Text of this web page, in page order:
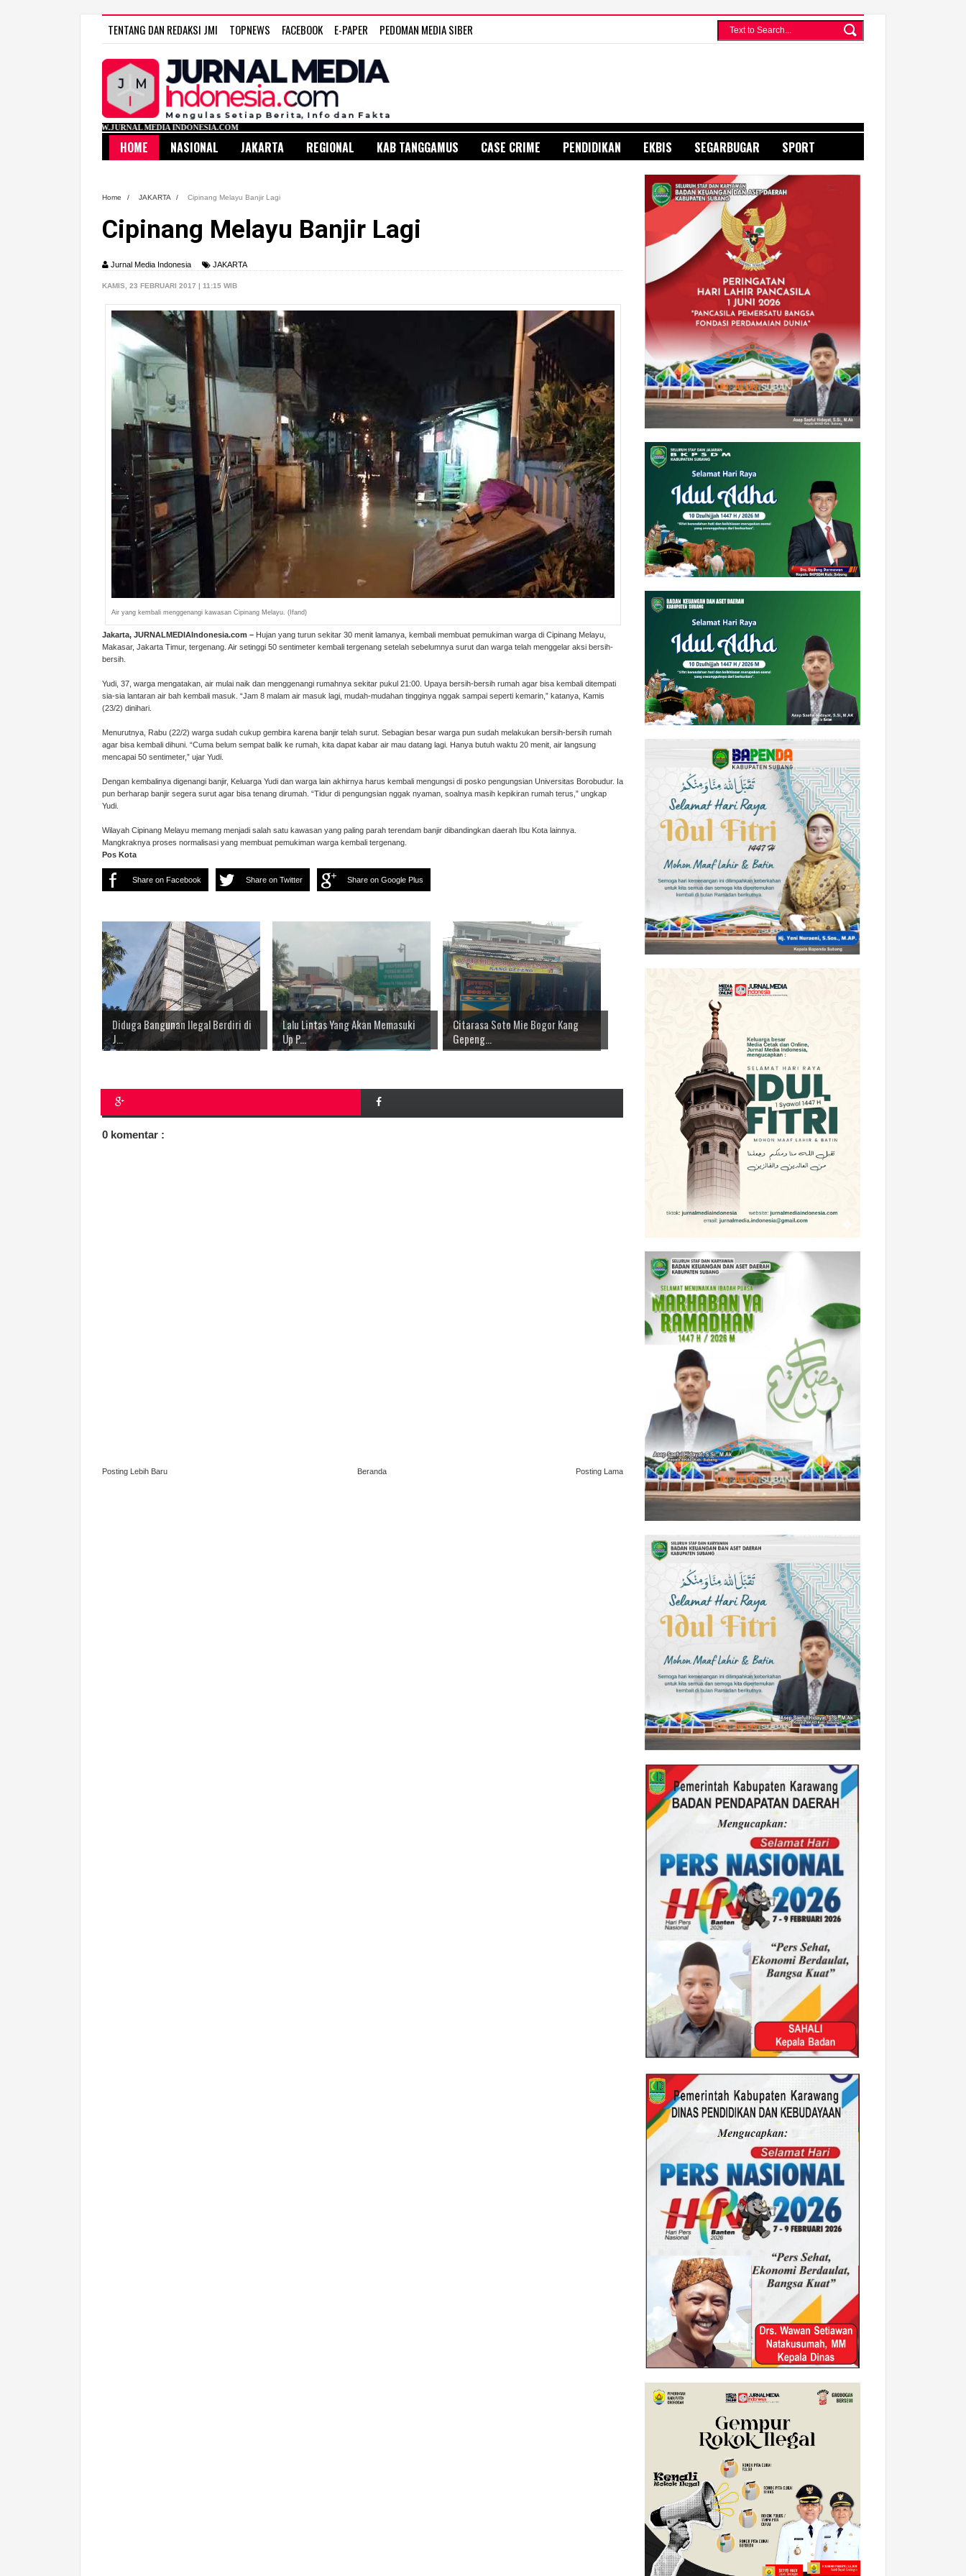
TENTANG DAN REDAKSI JMI TOPNEWS FACEBOOK E-PAPER PEDOMAN MEDIA SIBER
WWW.JURNAL MEDIA INDONESIA.COM
HOME NASIONAL JAKARTA REGIONAL KAB TANGGAMUS CASE CRIME PENDIDIKAN EKBIS SEGARBUGAR SPORT
Home / JAKARTA / Cipinang Melayu Banjir Lagi
Cipinang Melayu Banjir Lagi
Jurnal Media Indonesia JAKARTA
KAMIS, 23 FEBRUARI 2017 | 11:15 WIB
Air yang kembali menggenangi kawasan Cipinang Melayu. (Ifand)
Jakarta, JURNALMEDIAIndonesia.com – Hujan yang turun sekitar 30 menit lamanya, kembali membuat pemukiman warga di Cipinang Melayu,
Makasar, Jakarta Timur, tergenang. Air setinggi 50 sentimeter kembali tergenang setelah sebelumnya surut dan warga telah menggelar aksi bersih-
bersih.
Yudi, 37, warga mengatakan, air mulai naik dan menggenangi rumahnya sekitar pukul 21:00. Upaya bersih-bersih rumah agar bisa kembali ditempati
sia-sia lantaran air bah kembali masuk. “Jam 8 malam air masuk lagi, mudah-mudahan tingginya nggak sampai seperti kemarin,” katanya, Kamis
(23/2) dinihari.
Menurutnya, Rabu (22/2) warga sudah cukup gembira karena banjir telah surut. Sebagian besar warga pun sudah melakukan bersih-bersih rumah
agar bisa kembali dihuni. “Cuma belum sempat balik ke rumah, kita dapat kabar air mau datang lagi. Hanya butuh waktu 20 menit, air langsung
mencapai 50 sentimeter,” ujar Yudi.
Dengan kembalinya digenangi banjir, Keluarga Yudi dan warga lain akhirnya harus kembali mengungsi di posko pengungsian Universitas Borobudur. Ia
pun berharap banjir segera surut agar bisa tenang dirumah. “Tidur di pengungsian nggak nyaman, soalnya masih kepikiran rumah terus,” ungkap
Yudi.
Wilayah Cipinang Melayu memang menjadi salah satu kawasan yang paling parah terendam banjir dibandingkan daerah Ibu Kota lainnya.
Mangkraknya proses normalisasi yang membuat pemukiman warga kembali tergenang.
Pos Kota
Share on Facebook Share on Twitter Share on Google Plus
Diduga Bangunan Ilegal Berdiri di
J...
Lalu Lintas Yang Akan Memasuki
Up P...
Citarasa Soto Mie Bogor Kang
Gepeng...
0 komentar :
Posting Lebih Baru Posting Lama
Beranda